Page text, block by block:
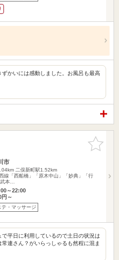
ずかいには感動しました。お風呂も最高
お気に入
りに追加
市
二俣新町駅1.52km
線「西船橋」「原木中山」「妙典」「行
本…
～22:00
円～
テ・マッサージ
で平日に利用しているので土日の状況は
連さん？がいらっしゃるも然程に混ま